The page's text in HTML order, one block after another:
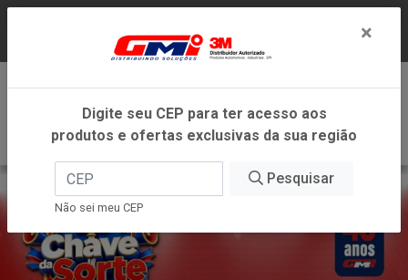
DENTRO DO ESTADO DE MINAS GERAIS.
×
Digite seu CEP para ter acesso aos
produtos e ofertas exclusivas da sua região
Pesquisar
Não sei meu CEP